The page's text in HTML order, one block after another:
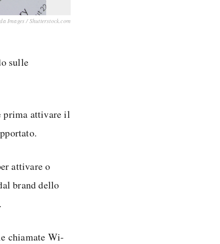
Images / Shutterstock.com
sulle
attivare il
attivare o
brand dello
chiamate Wi-